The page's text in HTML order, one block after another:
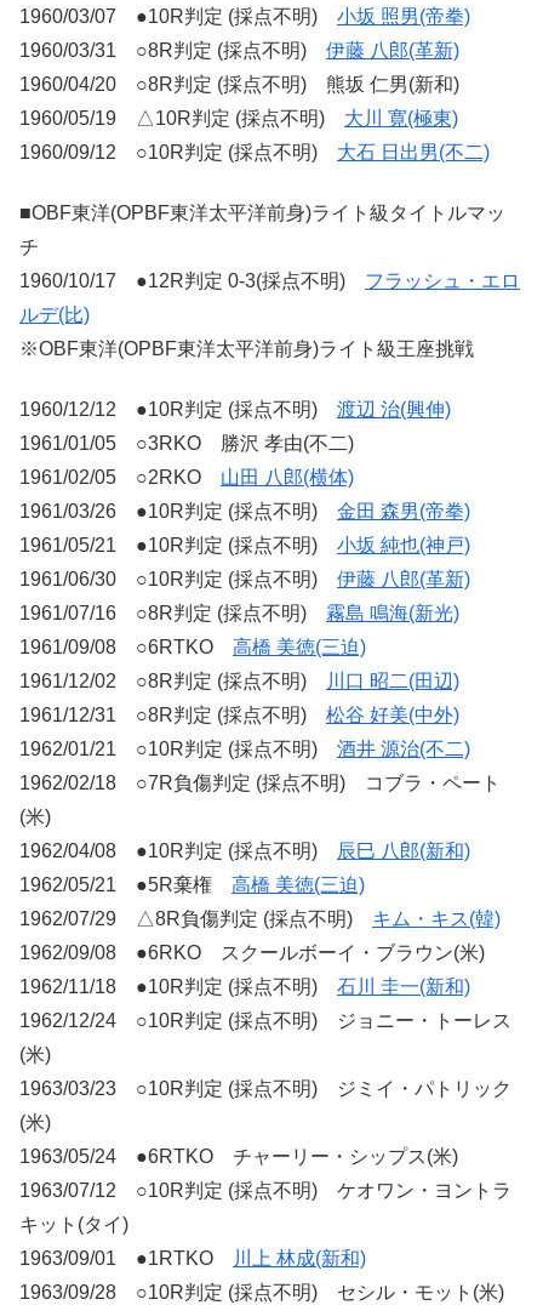
1960/03/07 ●10R判定 (採点不明) 小坂 照男(帝拳)
1960/03/31 ○8R判定 (採点不明) 伊藤 八郎(革新)
1960/04/20 ○8R判定 (採点不明) 熊坂 仁男(新和)
1960/05/19 △10R判定 (採点不明) 大川 寛(極東)
1960/09/12 ○10R判定 (採点不明) 大石 日出男(不二)
■OBF東洋(OPBF東洋太平洋前身)ライト級タイトルマッ
チ
1960/10/17 ●12R判定 0-3(採点不明) フラッシュ・エロ
ルデ(比)
※OBF東洋(OPBF東洋太平洋前身)ライト級王座挑戦
1960/12/12 ●10R判定 (採点不明) 渡辺 治(興伸)
1961/01/05 ○3RKO 勝沢 孝由(不二)
1961/02/05 ○2RKO 山田 八郎(横体)
1961/03/26 ●10R判定 (採点不明) 金田 森男(帝拳)
1961/05/21 ●10R判定 (採点不明) 小坂 純也(神戸)
1961/06/30 ○10R判定 (採点不明) 伊藤 八郎(革新)
1961/07/16 ○8R判定 (採点不明) 霧島 鳴海(新光)
1961/09/08 ○6RTKO 高橋 美徳(三迫)
1961/12/02 ○8R判定 (採点不明)
川口 昭二(田辺)
1961/12/31 ○8R判定 (採点不明) 松谷 好美(中外)
1962/01/21 ○10R判定 (採点不明) 酒井 源治(不二)
1962/02/18 ○7R負傷判定 (採点不明) コブラ・ペート
(米)
1962/04/08 ●10R判定 (採点不明)
辰巳 八郎(新和)
1962/05/21 ●5R棄権 高橋 美徳(三迫)
1962/07/29 △8R負傷判定 (採点不明) キム・キス(韓)
1962/09/08 ●6RKO スクールボーイ・ブラウン(米)
1962/11/18 ●10R判定 (採点不明) 石川 圭一(新和)
1962/12/24 ○10R判定 (採点不明) ジョニー・トーレス
(米)
1963/03/23 ○10R判定 (採点不明) ジミイ・パトリック
(米)
1963/05/24 ●6RTKO チャーリー・シップス(米)
1963/07/12 ○10R判定 (採点不明) ケオワン・ヨントラ
キット(タイ)
1963/09/01 ●1RTKO
川上 林成(新和)
1963/09/28 ○10R判定 (採点不明) セシル・モット(米)